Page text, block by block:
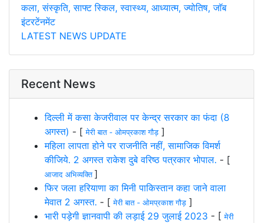
कला, संस्कृति, साफ्ट स्किल, स्वास्थ्य, आध्यात्म, ज्योतिष, जाॅब
इंटरटेंनमेंट
LATEST NEWS UPDATE
Recent News
दिल्ली में कसा केजरीवाल पर केन्द्र सरकार का फंदा (8
अगस्त) - [मेरी बात - ओमप्रकाश गौड़ ]
महिला लापता होने पर राजनीति नहीं, सामाजिक विमर्श
कीजिये. 2 अगस्त राकेश दुबे वरिष्ठ पत्रकार भोपाल. - [
आजाद अभिव्यक्ति ]
फिर जला हरियाणा का मिनी पाकिस्तान कहा जाने वाला
मेवात 2 अगस्त. - [मेरी बात - ओमप्रकाश गौड़ ]
भारी पड़ेगी ज्ञानवापी की लड़ाई 29 जुलाई 2023 - [मेरी